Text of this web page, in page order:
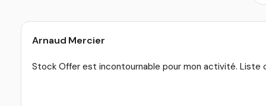
Arnaud Mercier
Stock Offer est incontournable pour mon activité. Liste